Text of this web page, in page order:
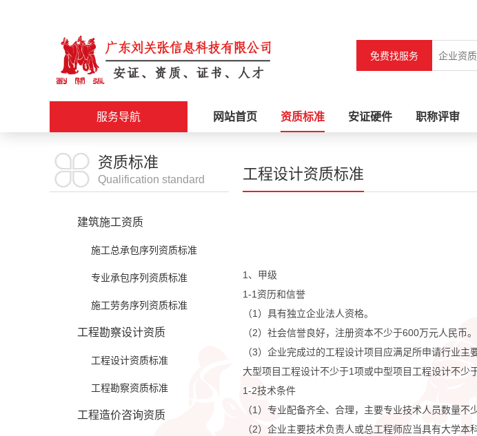
免费找服务
服务导航 网站首页 资质标准 安证硬件 职称评审
施工资质
安证办理
科创政策
更多服务
资质标准
Qualification standard
建筑施工资质
施工总承包序列资质标准
专业承包序列资质标准
施工劳务序列资质标准
工程勘察设计资质
工程设计资质标准
工程勘察资质标准
工程造价咨询资质
工程设计资质标准
1、甲级
1-1资历和信誉
（1）具有独立企业法人资格。
（2）社会信誉良好，注册资本不少于600万元人民币。
（3）企业完成过的工程设计项目应满足所申请行业
大型项目工程设计不少于1项或中型项目工程设计不少
1-2技术条件
（1）专业配备齐全、合理，主要专业技术人员数量
（2）企业主要技术负责人或总工程师应当具有大学